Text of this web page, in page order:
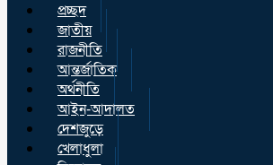
প্রচ্ছদ
জাতীয়
রাজনীতি
আন্তর্জাতিক
অর্থনীতি
আইন-আদালত
দেশজুড়ে
খেলাধুলা